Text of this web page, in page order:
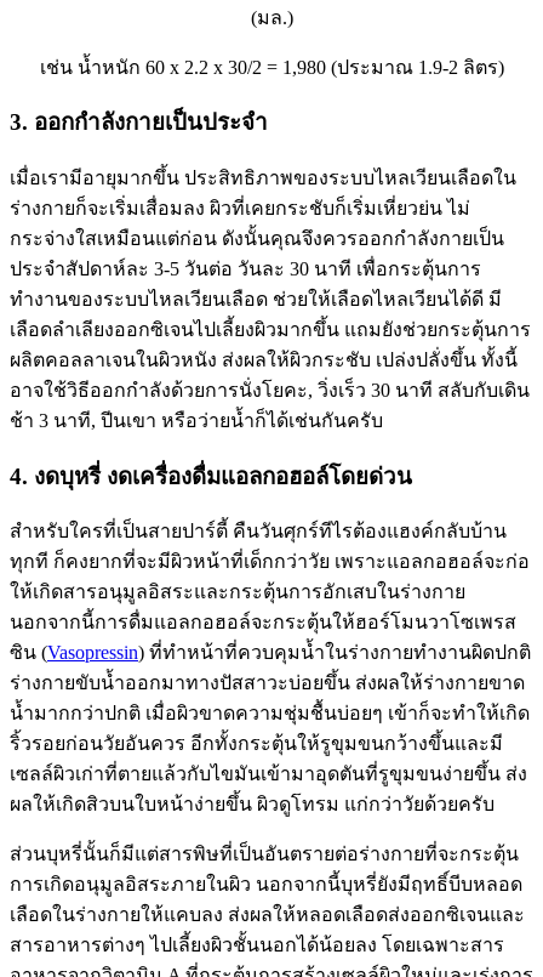
(มล.)
เช่น น้ำหนัก 60 x 2.2 x 30/2 = 1,980 (ประมาณ 1.9-2 ลิตร)
3. ออกกำลังกายเป็นประจำ
เมื่อเรามีอายุมากขึ้น ประสิทธิภาพของระบบไหลเวียนเลือดใน
ร่างกายก็จะเริ่มเสื่อมลง ผิวที่เคยกระชับก็เริ่มเหี่ยวย่น ไม่
กระจ่างใสเหมือนแต่ก่อน ดังนั้นคุณจึงควรออกกำลังกายเป็น
ประจำสัปดาห์ละ 3-5 วันต่อ วันละ 30 นาที เพื่อกระตุ้นการ
ทำงานของระบบไหลเวียนเลือด ช่วยให้เลือดไหลเวียนได้ดี มี
เลือดลำเลียงออกซิเจนไปเลี้ยงผิวมากขึ้น แถมยังช่วยกระตุ้นการ
ผลิตคอลลาเจนในผิวหนัง ส่งผลให้ผิวกระชับ เปล่งปลั่งขึ้น ทั้งนี้
อาจใช้วิธีออกกำลังด้วยการนั่งโยคะ, วิ่งเร็ว 30 นาที สลับกับเดิน
ช้า 3 นาที, ปีนเขา หรือว่ายน้ำก็ได้เช่นกันครับ
4. งดบุหรี่ งดเครื่องดื่มแอลกอฮอล์โดยด่วน
สำหรับใครที่เป็นสายปาร์ตี้ คืนวันศุกร์ทีไรต้องแฮงค์กลับบ้าน
ทุกที ก็คงยากที่จะมีผิวหน้าที่เด็กกว่าวัย เพราะแอลกอฮอล์จะก่อ
ให้เกิดสารอนุมูลอิสระและกระตุ้นการอักเสบในร่างกาย
นอกจากนี้การดื่มแอลกอฮอล์จะกระตุ้นให้ฮอร์โมนวาโซเพรส
ซิน (Vasopressin) ที่ทำหน้าที่ควบคุมน้ำในร่างกายทำงานผิดปกติ
ร่างกายขับน้ำออกมาทางปัสสาวะบ่อยขึ้น ส่งผลให้ร่างกายขาด
น้ำมากกว่าปกติ เมื่อผิวขาดความชุ่มชื้นบ่อยๆ เข้าก็จะทำให้เกิด
ริ้วรอยก่อนวัยอันควร อีกทั้งกระตุ้นให้รูขุมขนกว้างขึ้นและมี
เซลล์ผิวเก่าที่ตายแล้วกับไขมันเข้ามาอุดตันที่รูขุมขนง่ายขึ้น ส่ง
ผลให้เกิดสิวบนใบหน้าง่ายขึ้น ผิวดูโทรม แก่กว่าวัยด้วยครับ
ส่วนบุหรี่นั้นก็มีแต่สารพิษที่เป็นอันตรายต่อร่างกายที่จะกระตุ้น
การเกิดอนุมูลอิสระภายในผิว นอกจากนี้บุหรี่ยังมีฤทธิ์บีบหลอด
เลือดในร่างกายให้แคบลง ส่งผลให้หลอดเลือดส่งออกซิเจนและ
สารอาหารต่างๆ ไปเลี้ยงผิวชั้นนอกได้น้อยลง โดยเฉพาะสาร